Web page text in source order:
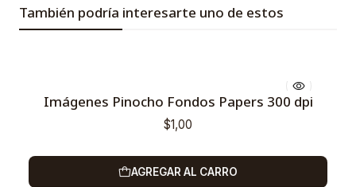
También podría interesarte uno de estos
Imágenes Pinocho Fondos Papers 300 dpi
$1,00
AGREGAR AL CARRO